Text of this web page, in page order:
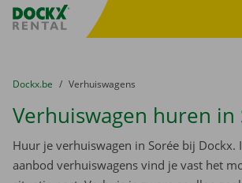
Fratello DEMO
U bevindt zich hier:
van
Dockx.be naar
Verhuiswagens
Verhuiswagen huren in
Huur je verhuiswagen in Sorée bij Dockx.
aanbod verhuiswagens vind je vast het